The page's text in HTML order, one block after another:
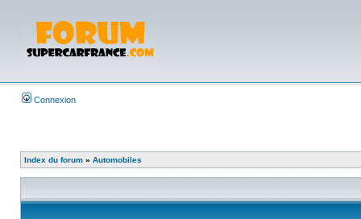
Connexion
Index du forum » Automobiles